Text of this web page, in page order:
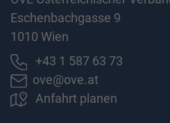
Eschenbachgasse 9
1010 Wien
+43 1 587 63 73
ove@ove.at
Anfahrt planen